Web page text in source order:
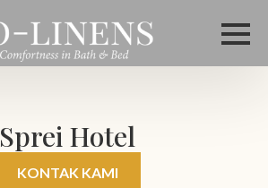
Sprei Hotel
KONTAK KAMI